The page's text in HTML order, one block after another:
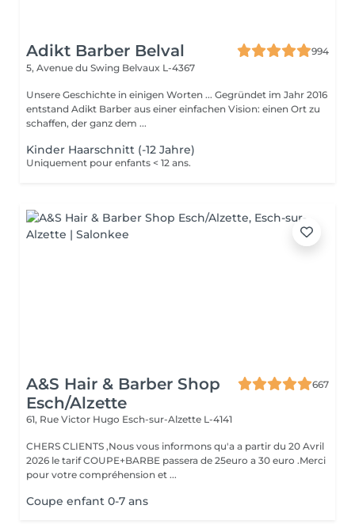
Adikt Barber Belval
994
5, Avenue du Swing Belvaux L-4367
Unsere Geschichte in einigen Worten ... Gegründet im Jahr 2016
entstand Adikt Barber aus einer einfachen Vision: einen Ort zu
schaffen, der ganz dem ...
Kinder Haarschnitt (-12 Jahre)
Uniquement pour enfants < 12 ans.
A&S Hair & Barber Shop
Esch/Alzette
667
61, Rue Victor Hugo Esch-sur-Alzette L-4141
CHERS CLIENTS ,Nous vous informons qu'a a partir du 20 Avril
2026 le tarif COUPE+BARBE passera de 25euro a 30 euro .Merci
pour votre compréhension et ...
Coupe enfant 0-7 ans